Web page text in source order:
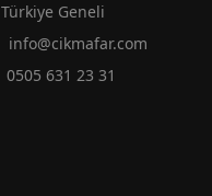
Türkiye Geneli
info@cikmafar.com
0505 631 23 31